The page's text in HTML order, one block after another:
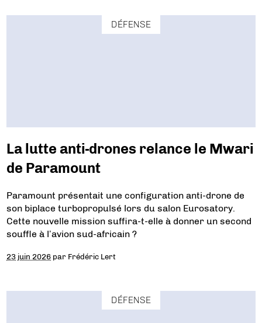
DÉFENSE
La lutte anti-drones relance le Mwari
de Paramount
Paramount présentait une configuration anti-drone de
son biplace turbopropulsé lors du salon Eurosatory.
Cette nouvelle mission suffira-t-elle à donner un second
souffle à l’avion sud-africain ?
23 juin 2026 par Frédéric Lert
DÉFENSE